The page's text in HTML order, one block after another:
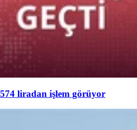
liradan işlem görüyor